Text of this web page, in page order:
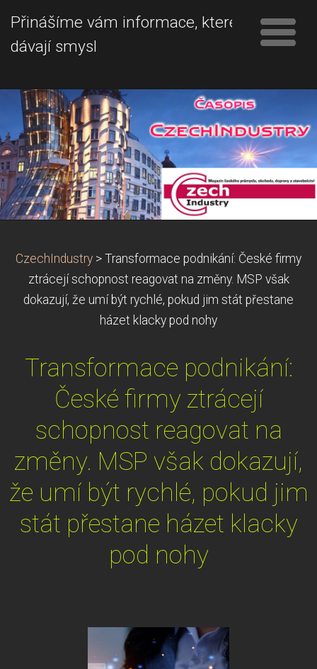
Přinášíme vám informace, které
dávají smysl
CzechIndustry > Transformace podnikání: České firmy
ztrácejí schopnost reagovat na změny. MSP však
dokazují, že umí být rychlé, pokud jim stát přestane
házet klacky pod nohy
Transformace podnikání:
České firmy ztrácejí
schopnost reagovat na
změny. MSP však dokazují,
že umí být rychlé, pokud jim
stát přestane házet klacky
pod nohy